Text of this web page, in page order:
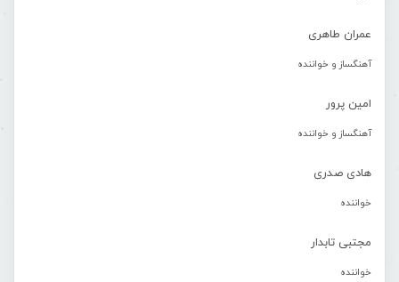
عمران طاهری
آهنگساز و خواننده
امین پرور
آهنگساز و خواننده
هادی صدری
خواننده
مجتبی تابدار
خواننده